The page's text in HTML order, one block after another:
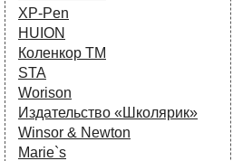
XP-Pen
HUION
Коленкор ТМ
STA
Worison
Издательство «Школярик»
Winsor & Newton
Marie`s